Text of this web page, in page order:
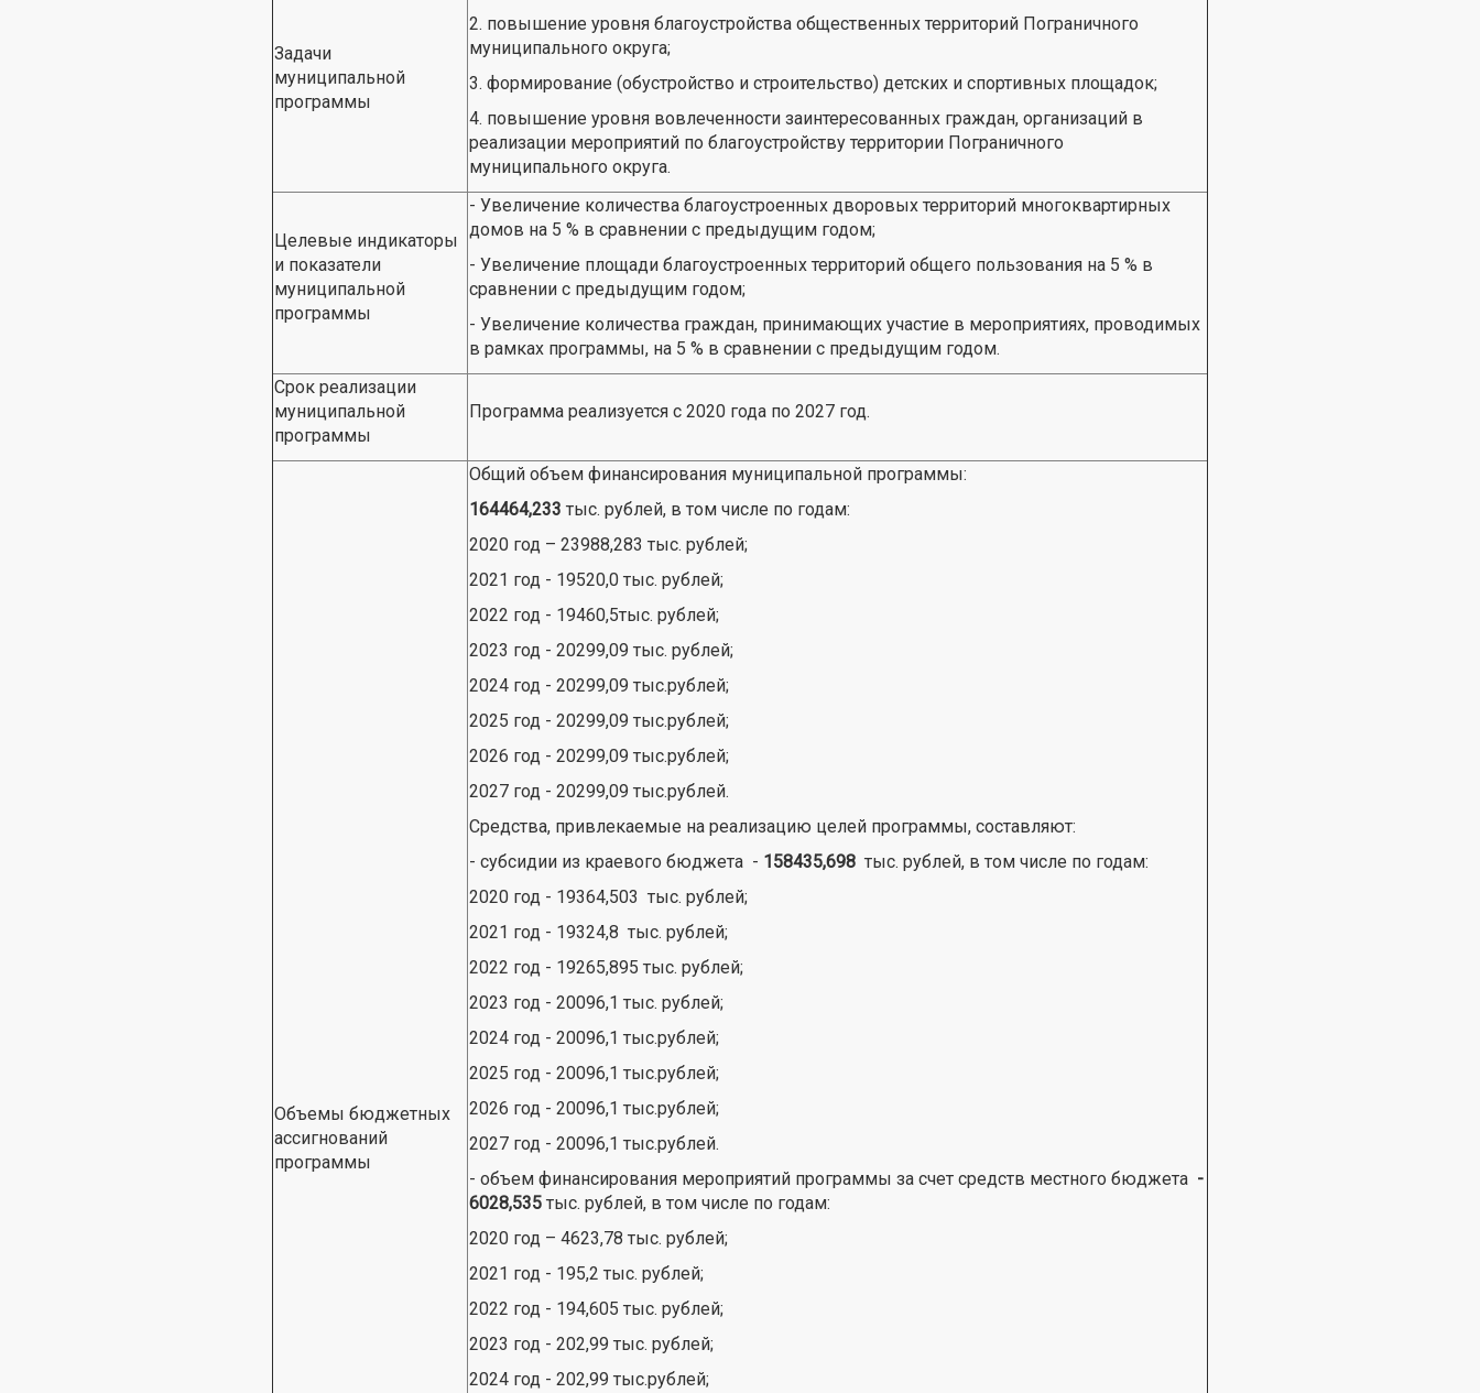
Задачи
муниципальной
программы
2. повышение уровня благоустройства общественных территорий Пограничного
муниципального округа;
3. формирование (обустройство и строительство) детских и спортивных площадок;
4. повышение уровня вовлеченности заинтересованных граждан, организаций в
реализации мероприятий по благоустройству территории Пограничного
муниципального округа.
Целевые индикаторы
и показатели
муниципальной
программы
- Увеличение количества благоустроенных дворовых территорий многоквартирных
домов на 5 % в сравнении с предыдущим годом;
- Увеличение площади благоустроенных территорий общего пользования на 5 % в
сравнении с предыдущим годом;
- Увеличение количества граждан, принимающих участие в мероприятиях, проводимых
в рамках программы, на 5 % в сравнении с предыдущим годом.
Срок реализации
муниципальной
программы
Программа реализуется с 2020 года по 2027 год.
Объемы бюджетных
ассигнований
программы
Общий объем финансирования муниципальной программы:
164464,233 тыс. рублей, в том числе по годам:
2020 год – 23988,283 тыс. рублей;
2021 год - 19520,0 тыс. рублей;
2022 год - 19460,5тыс. рублей;
2023 год - 20299,09 тыс. рублей;
2024 год - 20299,09 тыс.рублей;
2025 год - 20299,09 тыс.рублей;
2026 год - 20299,09 тыс.рублей;
2027 год - 20299,09 тыс.рублей.
Средства, привлекаемые на реализацию целей программы, составляют:
- субсидии из краевого бюджета - 158435,698 тыс. рублей, в том числе по годам:
2020 год - 19364,503 тыс. рублей;
2021 год - 19324,8 тыс. рублей;
2022 год - 19265,895 тыс. рублей;
2023 год - 20096,1 тыс. рублей;
2024 год - 20096,1 тыс.рублей;
2025 год - 20096,1 тыс.рублей;
2026 год - 20096,1 тыс.рублей;
2027 год - 20096,1 тыс.рублей.
- объем финансирования мероприятий программы за счет средств местного бюджета -
6028,535 тыс. рублей, в том числе по годам:
2020 год – 4623,78 тыс. рублей;
2021 год - 195,2 тыс. рублей;
2022 год - 194,605 тыс. рублей;
2023 год - 202,99 тыс. рублей;
2024 год - 202,99 тыс.рублей;